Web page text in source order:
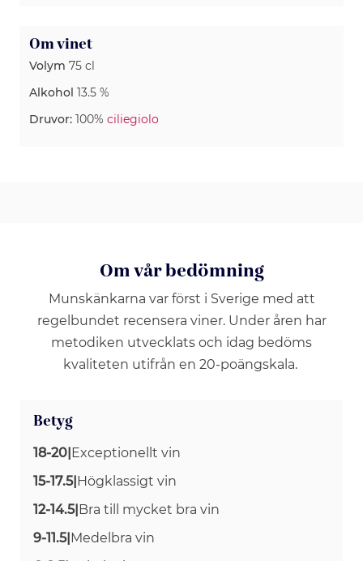
Om vinet
Volym 75 cl
Alkohol 13.5 %
Druvor: 100% ciliegiolo
Om vår bedömning
Munskänkarna var först i Sverige med att
regelbundet recensera viner. Under åren har
metodiken utvecklats och idag bedöms
kvaliteten utifrån en 20-poängskala.
Betyg
18-20|Exceptionellt vin
15-17.5|Högklassigt vin
12-14.5|Bra till mycket bra vin
9-11.5|Medelbra vin